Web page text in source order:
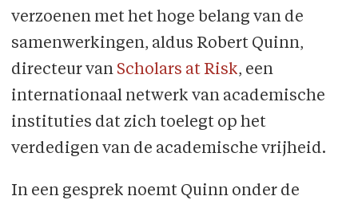
verzoenen met het hoge belang van de
samenwerkingen, aldus Robert Quinn,
directeur van Scholars at Risk, een
internationaal netwerk van academische
instituties dat zich toelegt op het
verdedigen van de academische vrijheid.
In een gesprek noemt Quinn onder de